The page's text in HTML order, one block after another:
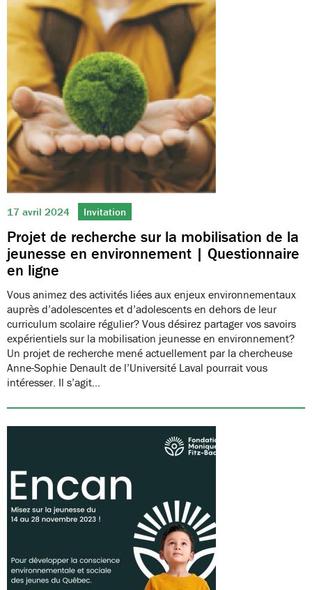
17 avril 2024 Invitation
Projet de recherche sur la mobilisation de la
jeunesse en environnement | Questionnaire
en ligne
Vous animez des activités liées aux enjeux environnementaux
auprès d’adolescentes et d’adolescents en dehors de leur
curriculum scolaire régulier? Vous désirez partager vos savoirs
expérientiels sur la mobilisation jeunesse en environnement?
Un projet de recherche mené actuellement par la chercheuse
Anne-Sophie Denault de l’Université Laval pourrait vous
intéresser. Il s’agit…